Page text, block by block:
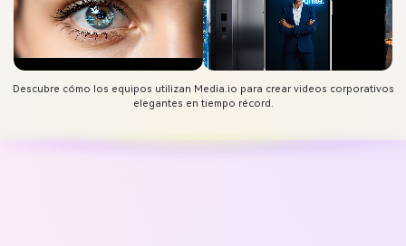
Descubre cómo los equipos utilizan Media.io para crear videos corporativos
elegantes en tiempo récord.